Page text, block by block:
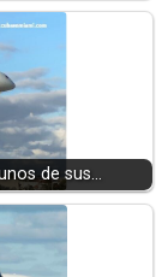
de sus…